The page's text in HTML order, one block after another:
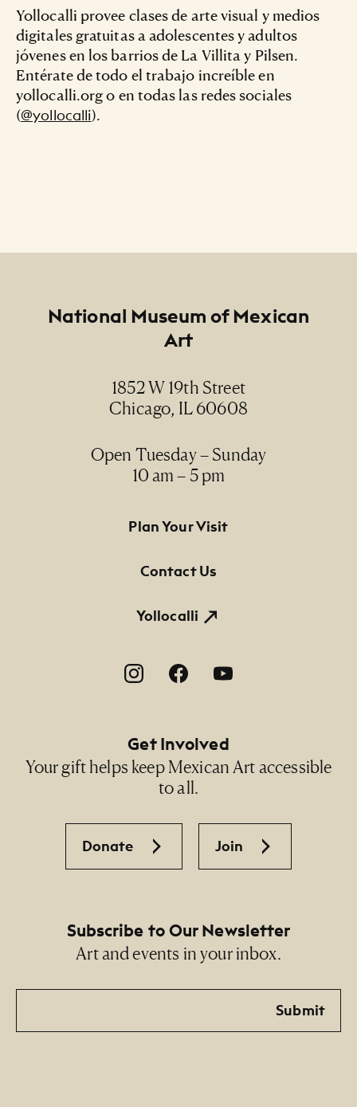
Yollocalli provee clases de arte visual y medios
digitales gratuitas a adolescentes y adultos
jóvenes en los barrios de La Villita y Pilsen.
Entérate de todo el trabajo increíble en
yollocalli.org o en todas las redes sociales
(@yollocalli).
National Museum of Mexican
Art
1852 W 19th Street
Chicago, IL 60608
Open Tuesday – Sunday
10 am – 5 pm
Footer Primary Navigation
Plan Your Visit
Contact Us
Yollocalli
Footer Social Navigation
Get Involved
Your gift helps keep Mexican Art accessible
to all.
Donate Join
Subscribe to Our Newsletter
Art and events in your inbox.
Email
Submit